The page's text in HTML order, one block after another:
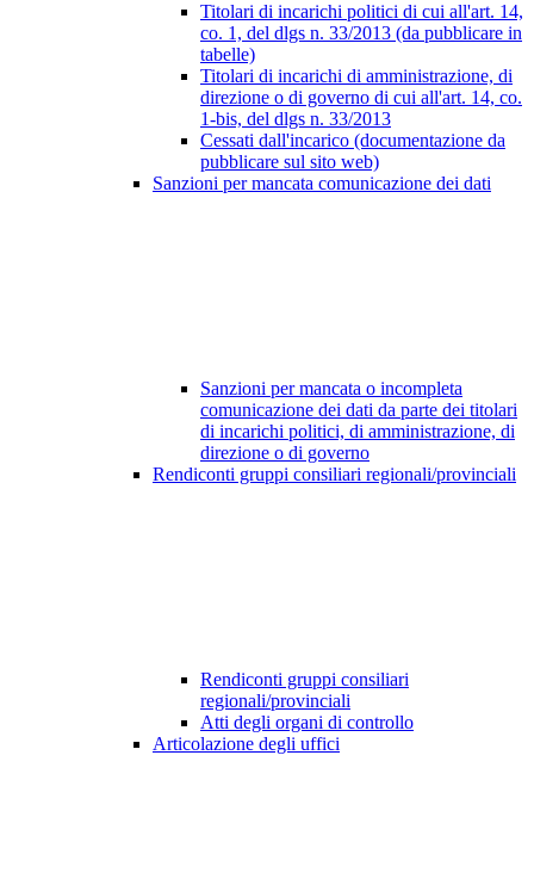
Titolari di incarichi politici di cui all'art. 14,
co. 1, del dlgs n. 33/2013 (da pubblicare in
tabelle)
Titolari di incarichi di amministrazione, di
direzione o di governo di cui all'art. 14, co.
1-bis, del dlgs n. 33/2013
Cessati dall'incarico (documentazione da
pubblicare sul sito web)
Sanzioni per mancata comunicazione dei dati
Sanzioni per mancata o incompleta
comunicazione dei dati da parte dei titolari
di incarichi politici, di amministrazione, di
direzione o di governo
Rendiconti gruppi consiliari regionali/provinciali
Rendiconti gruppi consiliari
regionali/provinciali
Atti degli organi di controllo
Articolazione degli uffici